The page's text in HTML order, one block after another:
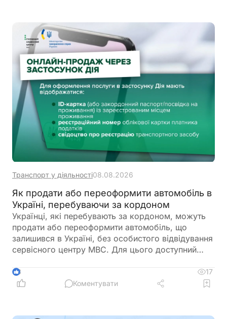
Транспорт у діяльності08.08.2026
Як продати або переоформити автомобіль в
Україні, перебуваючи за кордоном
Українці, які перебувають за кордоном, можуть
продати або переоформити автомобіль, що
залишився в Україні, без особистого відвідування
сервісного центру МВС. Для цього доступний
довіреності на уповноваженого представника
3
17
Коментувати